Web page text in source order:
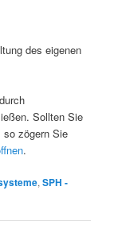
des eigenen
Sollten Sie
so zögern Sie
.
,SPH -